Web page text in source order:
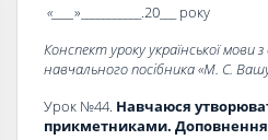
«____ »___________.20___ року
Конспект уроку української мови
навчального посібника «М. С.
Урок №44. Навчаюся
прикметниками.